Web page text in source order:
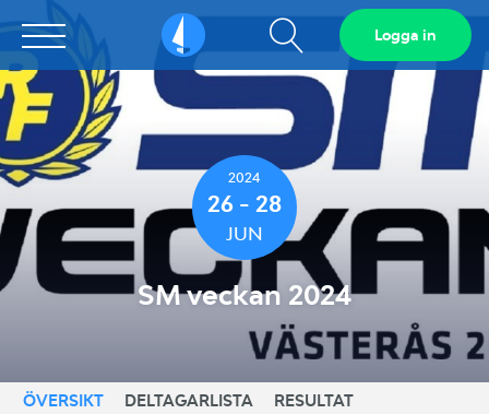
Sailarena Visa
sökfält
Logga in
2024
26 - 28
JUN
SM veckan 2024
ÖVERSIKT DELTAGARLISTA RESULTAT